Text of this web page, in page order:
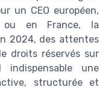
un CEO européen,
ou en France, la
2024, des attentes
droits réservés sur
indispensable une
structurée et